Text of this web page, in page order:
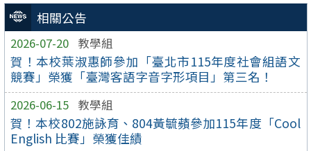
相關公告
2026-07-20 教學組
賀！本校葉淑惠師參加「臺北市115年度社會組語文
競賽」榮獲「臺灣客語字音字形項目」第三名！
2026-06-15 教學組
賀！本校802施詠育、804黃毓蘋參加115年度「Cool
English 比賽」榮獲佳績